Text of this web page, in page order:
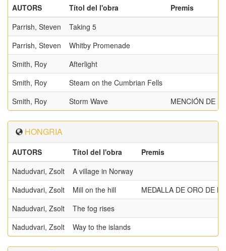
AUTORS Títol del l'obra
Premis
Parrish, Steven
Taking 5
Parrish, Steven
Whitby Promenade
Smith, Roy
Afterlight
Smith, Roy
Steam on the Cumbrian Fells
Smith, Roy
Storm Wave MENCIÓN DE
HONGRIA
AUTORS Títol del l'obra
Premis
Nadudvari, Zsolt
A village in Norway
Nadudvari, Zsolt
Mill on the hill
MEDALLA DE ORO DE
Nadudvari, Zsolt
The fog rises
Nadudvari, Zsolt
Way to the islands